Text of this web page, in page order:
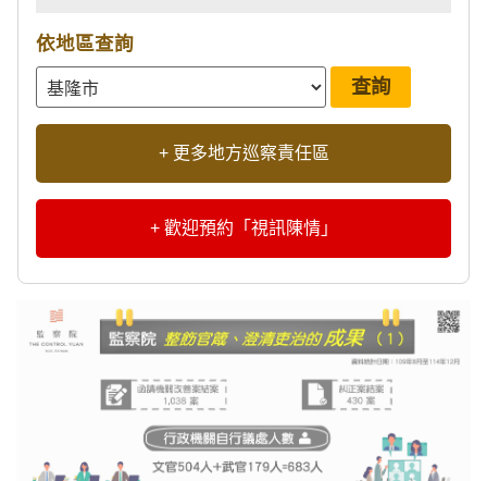
依地區查詢
+ 更多地方巡察責任區
+ 歡迎預約「視訊陳情」